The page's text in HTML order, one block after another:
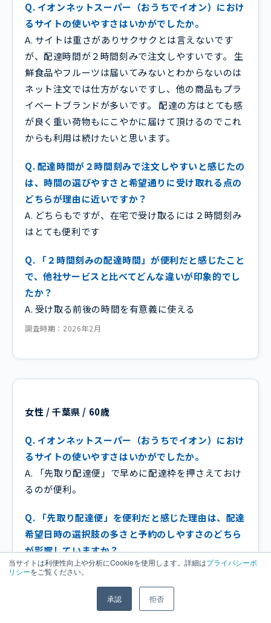
当サイトは利便性向上や分析にCookieを使用します。詳細はプライバシーポ
リシーをご覧ください。
承認 拒否
Q. イオンネットスーパー（おうちでイオン）におけ
るサイトの使いやすさはいかがでしたか。
A. サイトは重さがありサクサクとは言えないです
が、配達時間が２時間刻みで注文しやすいです。 生
鮮食品やフルーツは届いてみないとわからないのは
ネット注文では仕方がないですし、他の商品もプラ
イベートブランドが多いです。 配達の方はとても感
が良く重い荷物もにこやかに届けて頂けるのでこれ
からも利用は続けたいと思います。
Q. 配達時間が２時間刻みで注文しやすいと感じたの
は、時間の選びやすさと希望通りに受け取れる点の
どちらが理由に近いですか？
A. どちらもですが、在宅で受け取るには２時間刻み
はとても便利です
Q. 「２時間刻みの配達時間」が便利だと感じたこと
で、他社サービスと比べてどんな違いが印象的でし
たか？
A. 受け取る前後の時間を有意義に使える
調査時期：2026年2月
女性 / 千葉県 / 60歳
Q. イオンネットスーパー（おうちでイオン）におけ
るサイトの使いやすさはいかがでしたか。
A. 「先取り配達便」で早めに配達枠を押さえておけ
るのが便利。
Q. 「先取り配達便」を便利だと感じた理由は、配達
希望日時の選択肢の多さと予約のしやすさのどちら
が影響していますか？
A. 配達希望日時を確実に押さえられること
Q. 配達希望日時を確実に押さえられる点について、
他のネットスーパーと比べてどんな違いを感じまし